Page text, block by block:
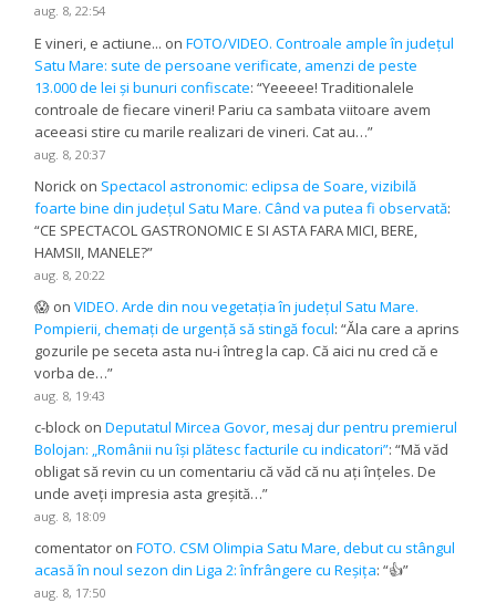
aug. 8, 22:54
E vineri, e actiune... onFOTO/VIDEO. Controale ample în județul
Satu Mare: sute de persoane verificate, amenzi de peste
13.000 de lei și bunuri confiscate: “Yeeeee! Traditionalele
controale de fiecare vineri! Pariu ca sambata viitoare avem
aceeasi stire cu marile realizari de vineri. Cat au…”
aug. 8, 20:37
Norick on Spectacol astronomic: eclipsa de Soare, vizibilă
foarte bine din județul Satu Mare. Când va putea fi observată:
“CE SPECTACOL GASTRONOMIC E SI ASTA FARA MICI, BERE,
HAMSII, MANELE?”
aug. 8, 20:22
😱 onVIDEO. Arde din nou vegetația în județul Satu Mare.
Pompierii, chemați de urgență să stingă focul: “Ăla care a aprins
gozurile pe seceta asta nu-i întreg la cap. Că aici nu cred că e
vorba de…”
aug. 8, 19:43
c-block onDeputatul Mircea Govor, mesaj dur pentru premierul
Bolojan: „Românii nu își plătesc facturile cu indicatori”: “Mă văd
obligat să revin cu un comentariu că văd că nu ați înțeles. De
unde aveți impresia asta greșită…”
aug. 8, 18:09
comentator onFOTO. CSM Olimpia Satu Mare, debut cu stângul
acasă în noul sezon din Liga 2: înfrângere cu Reșița: “👍”
aug. 8, 17:50